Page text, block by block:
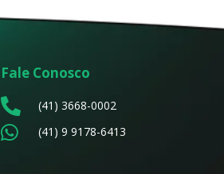
Fale Conosco
 (41) 3668-0002
 (41) 9 9178-6413